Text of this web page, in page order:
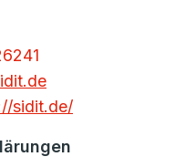
sidit.de/